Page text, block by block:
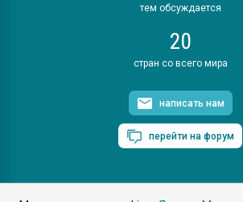
тем обсуждается
20
стран со всего мира
написать нам
перейти на форум